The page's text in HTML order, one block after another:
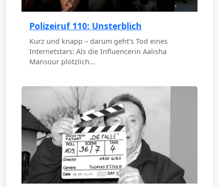
Polizeiruf 110: Unsterblich
Kurz und knapp – darum geht’s Tod eines
Internetstars: Als die Influencerin Aalisha
Mansour plötzlich…